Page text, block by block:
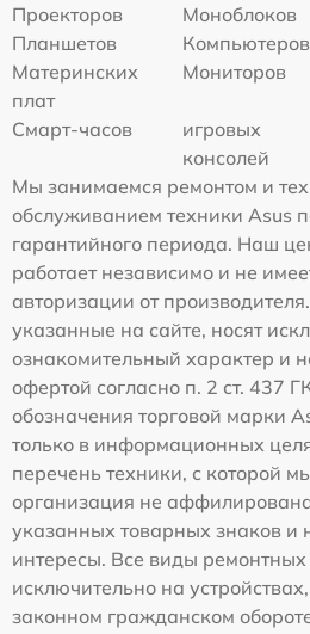
Проекторов
Моноблоков
Планшетов
Компьютеров
Материнских
плат
Мониторов
Смарт-часов
игровых
консолей
Мы занимаемся ремонтом и
обслуживанием техники Asus
гарантийного периода. Наш
работает независимо и не
авторизации от
указанные на сайте, носят
ознакомительный характер и
офертой согласно п. 2 ст. 437
обозначения торговой марки
только в информационных
перечень техники, с которой
организация не
указанных товарных знаков и
интересы. Все виды
исключительно на
законном гражданском